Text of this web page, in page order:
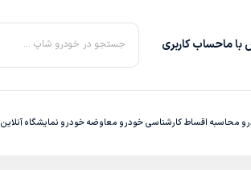
با ماحساب کاربری جستجو در خودرو شاپ ...
محاسبه اقساطکارشناسی خودرو معاوضه خودرو نمایشگاه آنلاین